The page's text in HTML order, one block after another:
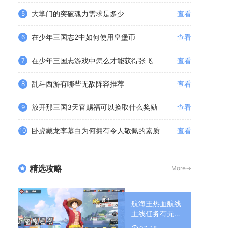
5 大掌门的突破魂力需求是多少 查看
6 在少年三国志2中如何使用皇堡币 查看
7 在少年三国志游戏中怎么才能获得张飞 查看
8 乱斗西游有哪些无敌阵容推荐 查看
9 放开那三国3天官赐福可以换取什么奖励 查看
10 卧虎藏龙李慕白为何拥有令人敬佩的素质 查看
精选攻略 More->
航海王热血航线
主线任务有无时
限要求